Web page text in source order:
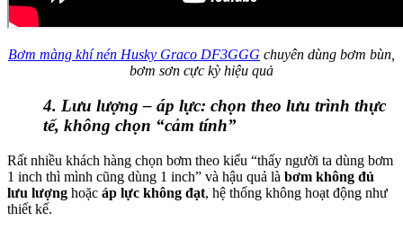
Bơm màng khí nén Husky Graco DF3GGG chuyên dùng bơm bùn,
bơm sơn cực kỳ hiệu quả
4. Lưu lượng – áp lực: chọn theo lưu trình thực
tế, không chọn “cảm tính”
Rất nhiều khách hàng chọn bơm theo kiểu “thấy người ta dùng bơm
1 inch thì mình cũng dùng 1 inch” và hậu quả là bơm không đủ
lưu lượng hoặc áp lực không đạt, hệ thống không hoạt động như
thiết kế.